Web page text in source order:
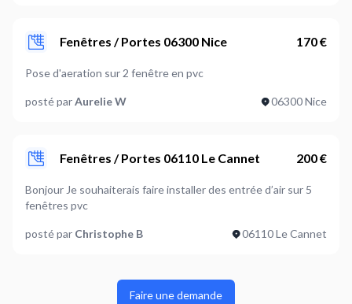
Fenêtres / Portes 06300 Nice 170 €
Pose d'aeration sur 2 fenêtre en pvc
posté parAurelie W 06300 Nice
Fenêtres / Portes 06110 Le Cannet 200 €
Bonjour Je souhaiterais faire installer des entrée d’air sur 5
fenêtres pvc
posté par Christophe B 06110 Le Cannet
Faire une demande